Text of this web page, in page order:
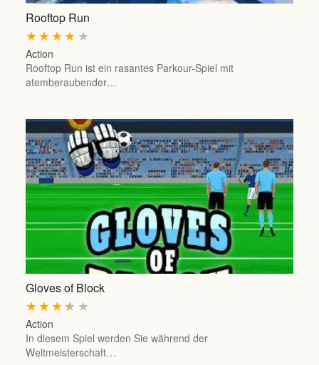
Rooftop Run
★
★
★
★
★
Action
Rooftop Run ist ein rasantes Parkour-Spiel mit
atemberaubender…
Gloves of Block
★
★
★
★
★
Action
In diesem Spiel werden Sie während der
Weltmeisterschaft…